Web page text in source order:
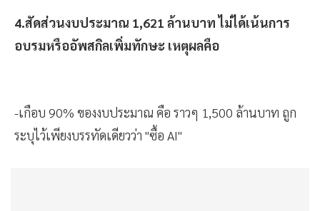
4.สัดส่วนงบประมาณ 1,621 ล้านบาท ไม่ได้เน้นการ
อบรมหรืออัพสกิลเพิ่มทักษะ เหตุผลคือ
-เกือบ 90% ของงบประมาณ คือ ราวๆ 1,500 ล้านบาท ถูก
ระบุไว้เพียงบรรทัดเดียวว่า "ซื้อ AI"